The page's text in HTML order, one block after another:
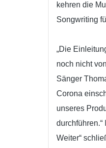
kehren die
Songwriting
„Die
noch nicht
Sänger
Corona
unseres
Weiter“